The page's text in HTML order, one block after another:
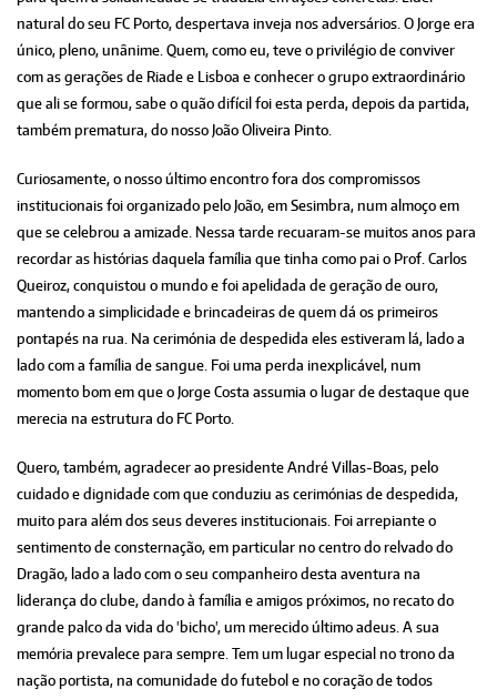
natural do seu FC Porto, despertava inveja nos adversários. O Jorge era
único, pleno, unânime. Quem, como eu, teve o privilégio de conviver
com as gerações de Riade e Lisboa e conhecer o grupo extraordinário
que ali se formou, sabe o quão difícil foi esta perda, depois da partida,
também prematura, do nosso João Oliveira Pinto.
Curiosamente, o nosso último encontro fora dos compromissos
institucionais foi organizado pelo João, em Sesimbra, num almoço em
que se celebrou a amizade. Nessa tarde recuaram-se muitos anos para
recordar as histórias daquela família que tinha como pai o Prof. Carlos
Queiroz, conquistou o mundo e foi apelidada de geração de ouro,
mantendo a simplicidade e brincadeiras de quem dá os primeiros
pontapés na rua. Na cerimónia de despedida eles estiveram lá, lado a
lado com a família de sangue. Foi uma perda inexplicável, num
momento bom em que o Jorge Costa assumia o lugar de destaque que
merecia na estrutura do FC Porto.
Quero, também, agradecer ao presidente André Villas-Boas, pelo
cuidado e dignidade com que conduziu as cerimónias de despedida,
muito para além dos seus deveres institucionais. Foi arrepiante o
sentimento de consternação, em particular no centro do relvado do
Dragão, lado a lado com o seu companheiro desta aventura na
liderança do clube, dando à família e amigos próximos, no recato do
grande palco da vida do 'bicho', um merecido último adeus. A sua
memória prevalece para sempre. Tem um lugar especial no trono da
nação portista, na comunidade do futebol e no coração de todos